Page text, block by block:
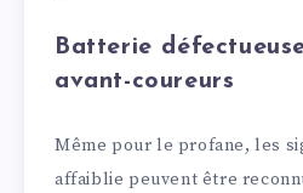
Batterie
avant-coureurs
Même pour le profane, les
affaiblie peuvent être